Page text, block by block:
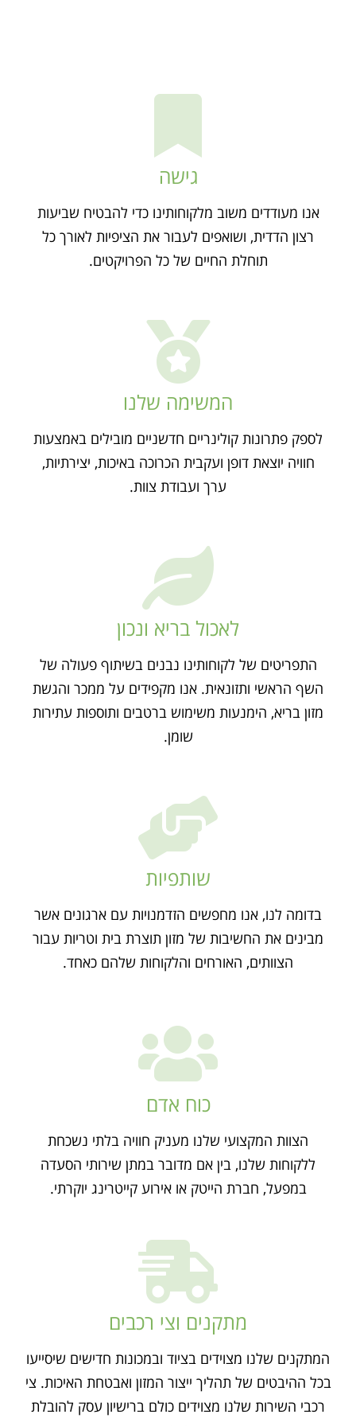
גישה
אנו מעודדים משוב מלקוחותינו כדי להבטיח שביעות
רצון הדדית, ושואפים לעבור את הציפיות לאורך כל
תוחלת החיים של כל הפרויקטים.
המשימה שלנו
לספק פתרונות קולינריים חדשניים מובילים באמצעות
חוויה יוצאת דופן ועקבית הכרוכה באיכות, יצירתיות,
ערך ועבודת צוות.
לאכול בריא ונכון
התפריטים של לקוחותינו נבנים בשיתוף פעולה של
השף הראשי ותזונאית. אנו מקפידים על ממכר והגשת
מזון בריא, הימנעות משימוש ברטבים ותוספות עתירות
שומן.
שותפיות
בדומה לנו, אנו מחפשים הזדמנויות עם ארגונים אשר
מבינים את החשיבות של מזון תוצרת בית וטריות עבור
הצוותים, האורחים והלקוחות שלהם כאחד.
כוח אדם
הצוות המקצועי שלנו מעניק חוויה בלתי נשכחת
ללקוחות שלנו, בין אם מדובר במתן שירותי הסעדה
במפעל, חברת הייטק או אירוע קייטרינג יוקרתי.
מתקנים וצי רכבים
המתקנים שלנו מצוידים בציוד ובמכונות חדישים שיסייעו
בכל ההיבטים של תהליך ייצור המזון ואבטחת האיכות. צי
רכבי השירות שלנו מצוידים כולם ברישיון עסק להובלת